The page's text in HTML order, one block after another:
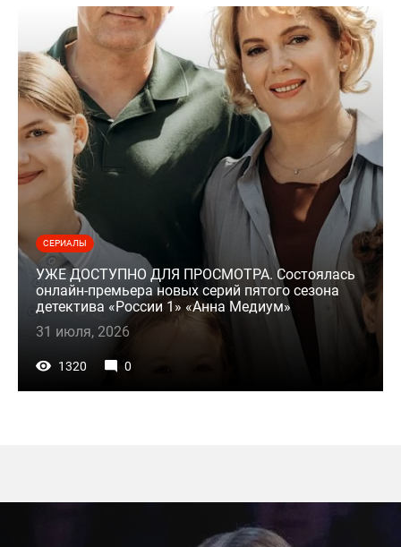
СЕРИАЛЫ
УЖЕ ДОСТУПНО ДЛЯ ПРОСМОТРА. Состоялась
онлайн-премьера новых серий пятого сезона
детектива «России 1» «Анна Медиум»
31 июля, 2026
1320 0